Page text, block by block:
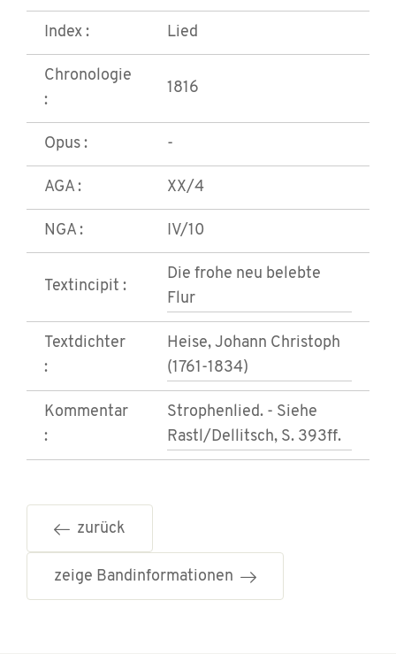
Index : Lied
Chronologie
:
1816
Opus : -
AGA : XX/4
NGA : IV/10
Textincipit :
Die frohe neu belebte
Flur
Textdichter
:
Heise, Johann Christoph
(1761-1834)
Kommentar
:
Strophenlied. - Siehe
Rastl/Dellitsch, S. 393ff.
zurück
zeige Bandinformationen